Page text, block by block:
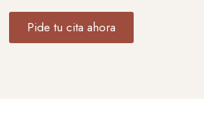
Pide tu cita ahora